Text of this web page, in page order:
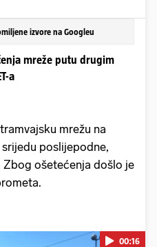
izvore na Googleu
mreže putu drugim
a
mrežu na
poslijepodne,
Zbog ošetećenja došlo je
00:16